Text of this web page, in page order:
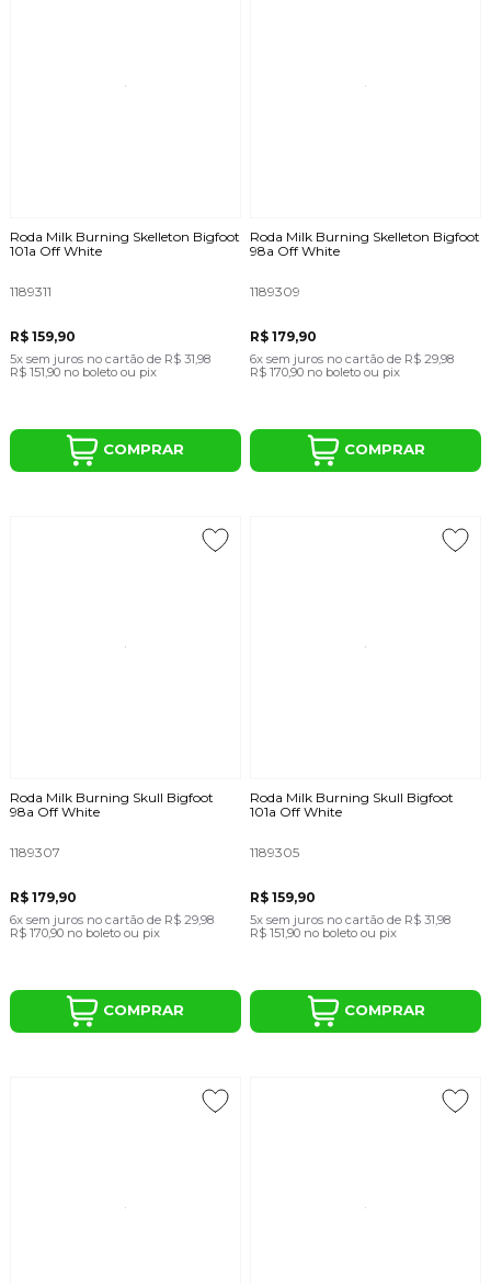
Roda Milk Burning Skelleton Bigfoot
101a Off White
1189311
R$ 159,90
5x sem juros no cartãode R$ 31,98
R$ 151,90 no boleto ou pix
COMPRAR
Roda Milk Burning Skelleton Bigfoot
98a Off White
1189309
R$ 179,90
6x sem juros no cartão de R$ 29,98
R$ 170,90 no boleto ou pix
COMPRAR
Roda Milk Burning Skull Bigfoot
98a Off White
1189307
R$ 179,90
6x sem juros no cartãode R$ 29,98
R$ 170,90 no boleto ou pix
COMPRAR
Roda Milk Burning Skull Bigfoot
101a Off White
1189305
R$ 159,90
5x sem juros no cartão de R$ 31,98
R$ 151,90 no boleto ou pix
COMPRAR